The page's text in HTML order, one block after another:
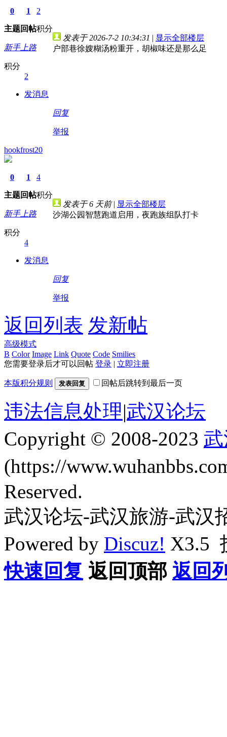
0
主题
1
回帖
2
积分
新手上路
积分
2
发消息
发表于 2026-7-2 10:34:31 | 显示全部楼层
户部巷徐嫂糊汤粉重开，胡椒味还是那么足
回复
举报
hookfrost20
0
主题
1
回帖
4
积分
新手上路
积分
4
发消息
发表于6 天前 | 显示全部楼层
沙湖公园智慧跑道启用，夜跑族组队打卡
回复
举报
返回列表 发新帖
高级模式
B Color Image Link Quote Code Smilies
您需要登录后才可以回帖 登录 | 立即注册
本版积分规则 发表回复 回帖后跳转到最后一页
违法信息处理|武汉论坛
Copyright © 2008-2023
(https://
Reserved.
武汉论坛-武汉旅游-武汉
Powered by Discuz! X3.5
快速回复 返回顶部 返回